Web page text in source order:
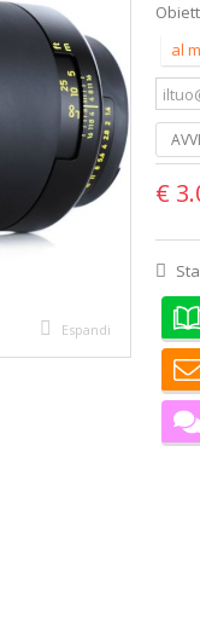
Espandi
al
€